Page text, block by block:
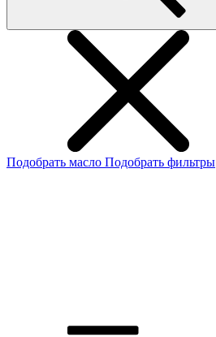
Подобрать масло Подобрать фильтры